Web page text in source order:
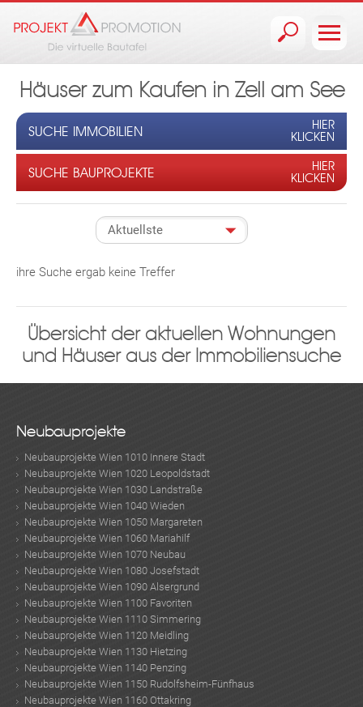
Häuser zum Kaufen in Zell am See
SUCHE IMMOBILIEN
HIER
KLICKEN
SUCHE BAUPROJEKTE
HIER
KLICKEN
ihre Suche ergab keine Treffer
Übersicht der aktuellen Wohnungen
und Häuser aus der Immobiliensuche
Neubauprojekte
Neubauprojekte Wien 1010 Innere Stadt
Neubauprojekte Wien 1020 Leopoldstadt
Neubauprojekte Wien 1030 Landstraße
Neubauprojekte Wien 1040 Wieden
Neubauprojekte Wien 1050 Margareten
Neubauprojekte Wien 1060 Mariahilf
Neubauprojekte Wien 1070 Neubau
Neubauprojekte Wien 1080 Josefstadt
Neubauprojekte Wien 1090 Alsergrund
Neubauprojekte Wien 1100 Favoriten
Neubauprojekte Wien 1110 Simmering
Neubauprojekte Wien 1120 Meidling
Neubauprojekte Wien 1130 Hietzing
Neubauprojekte Wien 1140 Penzing
Neubauprojekte Wien 1150 Rudolfsheim-Fünfhaus
Neubauprojekte Wien 1160 Ottakring